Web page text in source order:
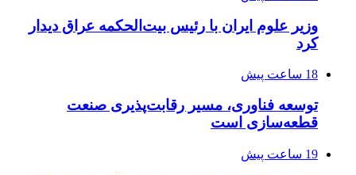
وزیر علوم ایران با رئیس بیت‌الحکمه عراق دیدار
کرد
18 ساعت پیش
توسعه فناوری، مسیر رقابت‌پذیری صنعت
قطعه‌سازی است
19 ساعت پیش